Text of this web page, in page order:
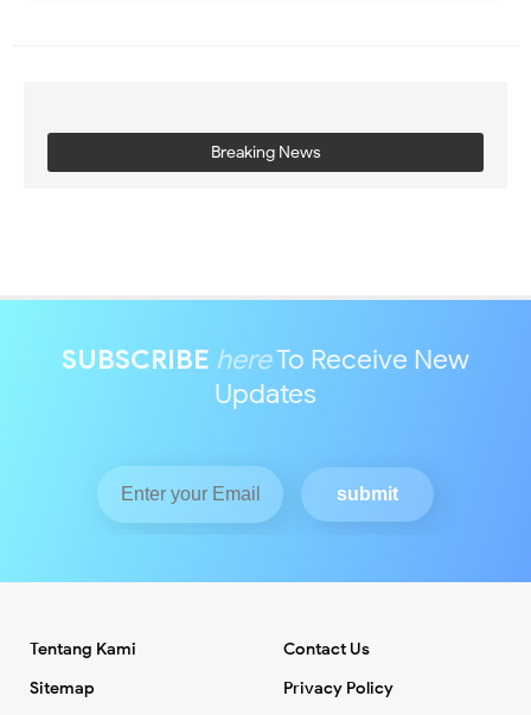
Breaking News
SUBSCRIBE hereTo Receive New
Updates
Tentang Kami
Contact Us
Sitemap
Privacy Policy